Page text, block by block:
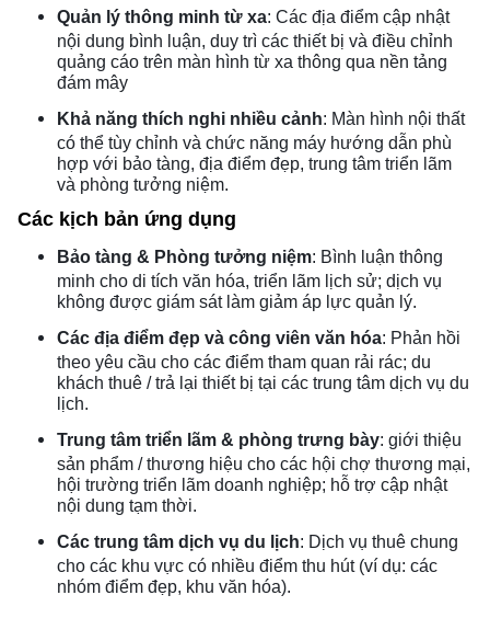
Quản lý thông minh từ xa: Các địa điểm cập nhật
nội dung bình luận, duy trì các thiết bị và điều chỉnh
quảng cáo trên màn hình từ xa thông qua nền tảng
đám mây
Khả năng thích nghi nhiều cảnh: Màn hình nội thất
có thể tùy chỉnh và chức năng máy hướng dẫn phù
hợp với bảo tàng, địa điểm đẹp, trung tâm triển lãm
và phòng tưởng niệm.
Các kịch bản ứng dụng
Bảo tàng & Phòng tưởng niệm: Bình luận thông
minh cho di tích văn hóa, triển lãm lịch sử; dịch vụ
không được giám sát làm giảm áp lực quản lý.
Các địa điểm đẹp và công viên văn hóa: Phản hồi
theo yêu cầu cho các điểm tham quan rải rác; du
khách thuê / trả lại thiết bị tại các trung tâm dịch vụ du
lịch.
Trung tâm triển lãm & phòng trưng bày: giới thiệu
sản phẩm / thương hiệu cho các hội chợ thương mại,
hội trường triển lãm doanh nghiệp; hỗ trợ cập nhật
nội dung tạm thời.
Các trung tâm dịch vụ du lịch: Dịch vụ thuê chung
cho các khu vực có nhiều điểm thu hút (ví dụ: các
nhóm điểm đẹp, khu văn hóa).